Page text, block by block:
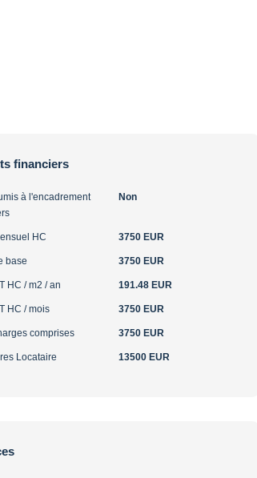
financiers
à l'encadrement
Non
HC 3750 EUR
base 3750 EUR
HC / m2 / an 191.48 EUR
HC / mois 3750 EUR
comprises 3750 EUR
Locataire 13500 EUR